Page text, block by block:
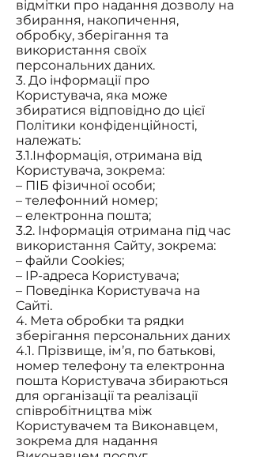
відмітки про надання дозволу на
збирання, накопичення,
обробку, зберігання та
використання своїх
персональних даних.
3. До інформації про
Користувача, яка може
збиратися відповідно до цієї
Політики конфіденційності,
належать:
3.1.Інформація, отримана від
Користувача, зокрема:
– ПІБ фізичної особи;
– телефонний номер;
– електронна пошта;
3.2. Інформація отримана під час
використання Сайту, зокрема:
– файли Cookies;
– IP-адреса Користувача;
– Поведінка Користувача на
Сайті.
4. Мета обробки та рядки
зберігання персональних даних
4.1. Прізвище, ім’я, по батькові,
номер телефону та електронна
пошта Користувача збираються
для організації та реалізації
співробітництва між
Користувачем та Виконавцем,
зокрема для надання